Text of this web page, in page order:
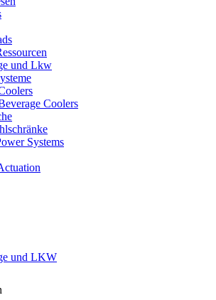
und Lkw
Coolers
Systems
und LKW